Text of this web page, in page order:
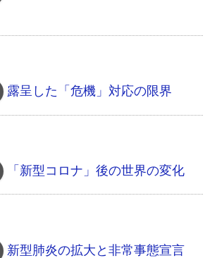
露呈した「危機」対応 の限界
「新型コロナ」後の世界の変化
新型肺炎の拡大と非常事態宣言